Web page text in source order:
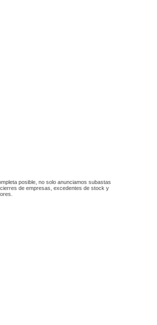
posible, no solo anunciamos subastas
de empresas, excedentes de stock y